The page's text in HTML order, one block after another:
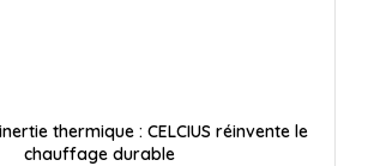
thermique : CELCIUS réinvente le
chauffage durable